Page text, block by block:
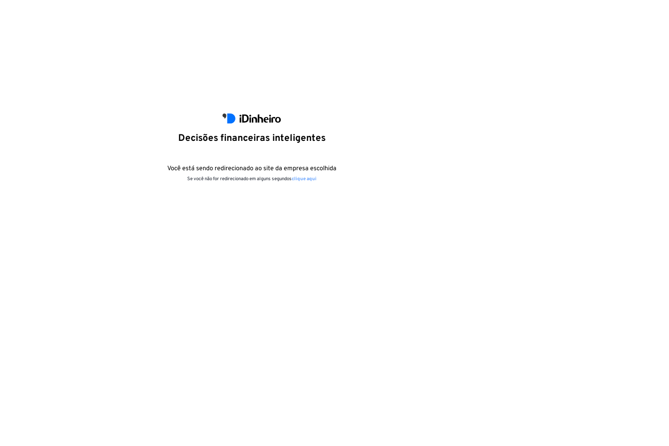
Decisões financeiras inteligentes
Você está sendo redirecionado ao site da empresa escolhida
Se você não for redirecionado em alguns segundosclique aqui